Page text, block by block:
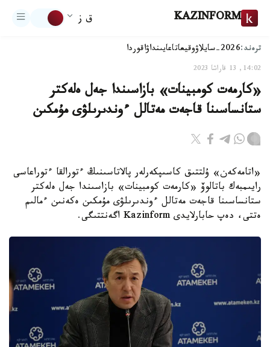
KAZINFORM ق ز
ترەند:2026-سايلاۋ وقيعاتاعايىنداۋاقوردا
14:02, 13 قاراشا 2023
«كارمەت كومبينات» بازاسىندا جەل ەلەكتر
ستانساسىنا قاجەت مەتالل ءوندىرىلۋى مۇمكىن
«اتامەكەن» ۇلتتىق كاسىپكەرلەر پالاتاسىنىڭ ءتورالقا ءتوراعاسى
رايىمبەك باتالوۆ «كارمەت كومبينات» بازاسىندا جەل ەلەكتر
ستانساسىنا قاجەت مەتالل ءوندىرىلۋى مۇمكىن ەكەنىن ءمالىم
ەتتى، دەپ حابارلايدى Kazinform اگەنتتىگى.